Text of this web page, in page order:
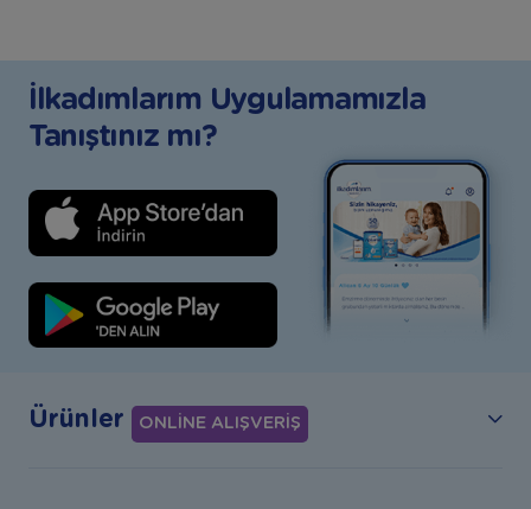
İlkadımlarım Uygulamamızla
Tanıştınız mı?
Ürünler ONLİNE ALIŞVERİŞ